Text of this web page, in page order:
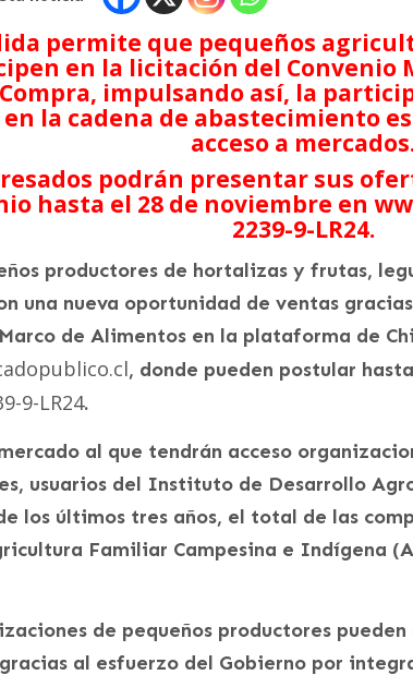
permite que pequeños
en la licitación del Convenio
impulsando así, la
en la cadena de abastecimiento
acceso a
podrán presentar sus
hasta el 28 de noviembre en
2239-9-LR24.
productores de hortalizas y frutas,
una nueva oportunidad de ventas
de Alimentos en la plataforma de
, donde pueden postular
9-LR24.
al que tendrán acceso
usuarios del Instituto de Desarrollo
los últimos tres años, el total de las
Familiar Campesina e Indígena
de pequeños productores
al esfuerzo del Gobierno por